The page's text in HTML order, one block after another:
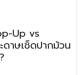
Up vs
าษเช็ดปากม้วน